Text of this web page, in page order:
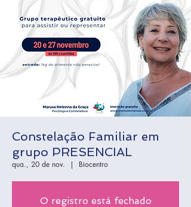
Constelação Familiar em
grupo PRESENCIAL
qua., 20 de nov.
  |
Biocentro
O registro está fechado